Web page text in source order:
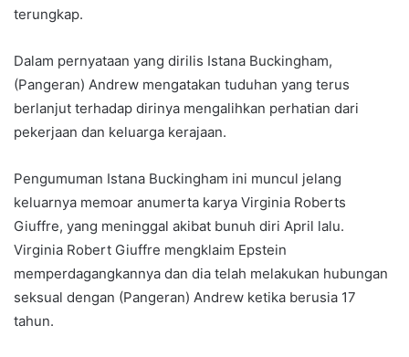
terungkap.
Dalam pernyataan yang dirilis Istana Buckingham,
(Pangeran) Andrew mengatakan tuduhan yang terus
berlanjut terhadap dirinya mengalihkan perhatian dari
pekerjaan dan keluarga kerajaan.
Pengumuman Istana Buckingham ini muncul jelang
keluarnya memoar anumerta karya Virginia Roberts
Giuffre, yang meninggal akibat bunuh diri April lalu.
Virginia Robert Giuffre mengklaim Epstein
memperdagangkannya dan dia telah melakukan hubungan
seksual dengan (Pangeran) Andrew ketika berusia 17
tahun.